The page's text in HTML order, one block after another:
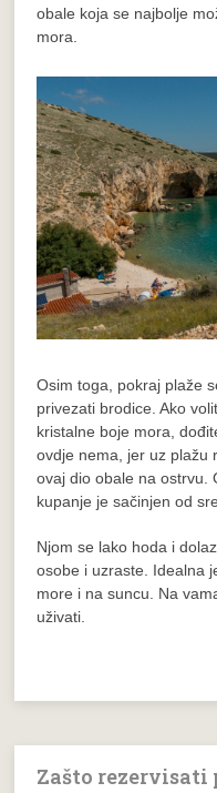
obale koja se najbolje
mora.
Osim toga, pokraj plaže
privezati brodice. Ako
kristalne boje mora,
ovdje nema, jer uz plažu
ovaj dio obale na ostrvu.
kupanje je sačinjen od
Njom se lako hoda i
osobe i uzraste. Idealna
more i na suncu. Na
uživati.
Zašto rezervisati